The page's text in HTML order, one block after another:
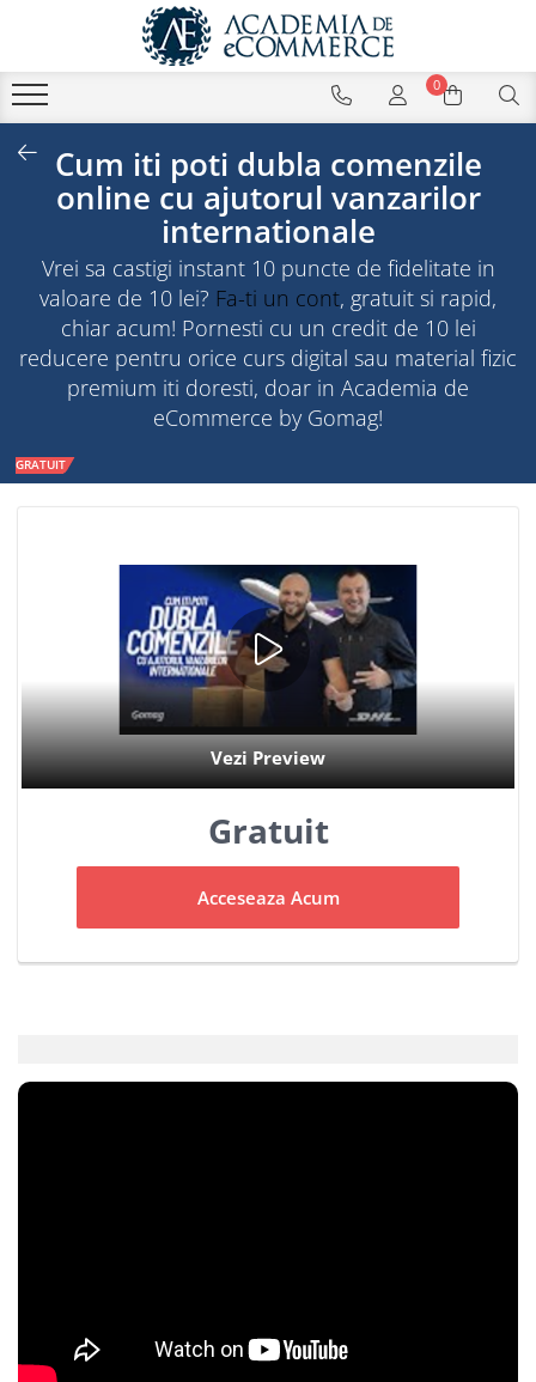
0
Cum iti poti dubla comenzile
online cu ajutorul vanzarilor
internationale
Vrei sa castigi instant 10 puncte de fidelitate in
valoare de 10 lei? Fa-ti un cont, gratuit si rapid,
chiar acum! Pornesti cu un credit de 10 lei
reducere pentru orice curs digital sau material fizic
premium iti doresti, doar in Academia de
eCommerce by Gomag!
GRATUIT
Gratuit
Acceseaza Acum